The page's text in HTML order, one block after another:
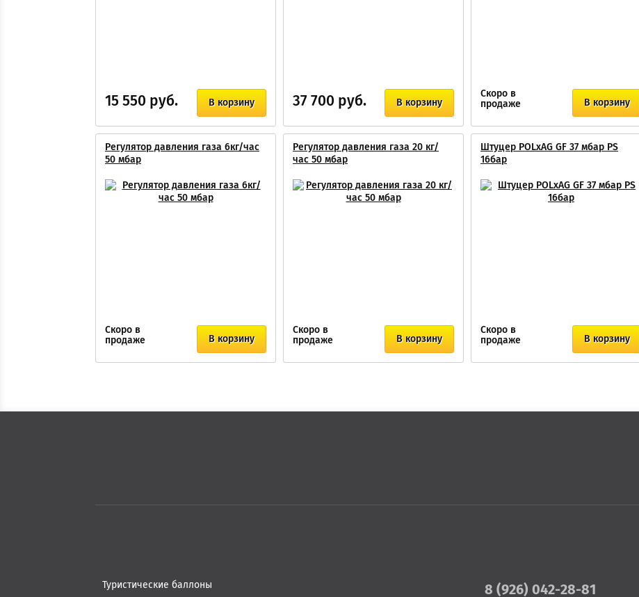
В корзину
15 550 руб. В корзину
37 700 руб. В корзину
Скоро в
продаже
Регулятор давления газа 6кг/час
50 мбар
В корзину
Скоро в
продаже
Регулятор давления газа 20 кг/
час 50 мбар
В корзину
Скоро в
продаже
Штуцер POLxAG GF 37 мбар PS
16бар
В корзину
Скоро в
продаже
Туристические баллоны 8 (926) 042-28-81